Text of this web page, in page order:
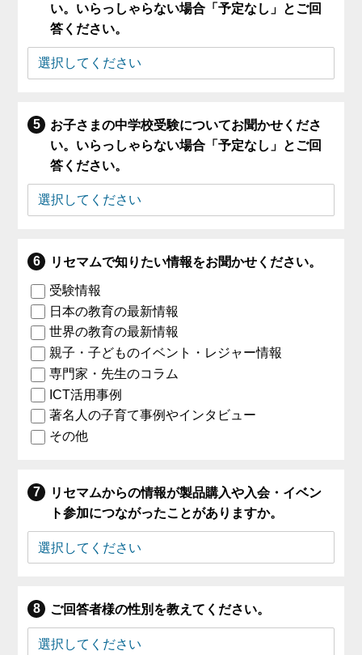
い。いらっしゃらない場合「予定なし」とご回
答ください。
お子さまの中学校受験についてお聞かせくださ
い。いらっしゃらない場合「予定なし」とご回
答ください。
リセマムで知りたい情報をお聞かせください。
受験情報
日本の教育の最新情報
世界の教育の最新情報
親子・子どものイベント・レジャー情報
専門家・先生のコラム
ICT活用事例
著名人の子育て事例やインタビュー
その他
リセマムからの情報が製品購入や入会・イベン
ト参加につながったことがありますか。
ご回答者様の性別を教えてください。